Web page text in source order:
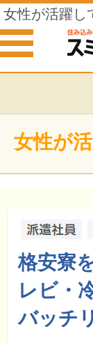
女性が活躍し
女性が
格安寮
レビ・
バッチ